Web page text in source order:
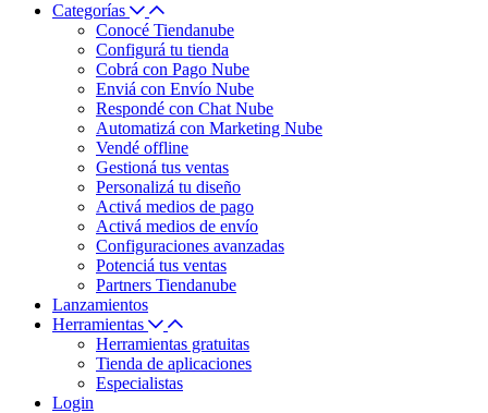
Categorías
Conocé Tiendanube
Configurá tu tienda
Cobrá con Pago Nube
Enviá con Envío Nube
Respondé con Chat Nube
Automatizá con Marketing Nube
Vendé offline
Gestioná tus ventas
Personalizá tu diseño
Activá medios de pago
Activá medios de envío
Configuraciones avanzadas
Potenciá tus ventas
Partners Tiendanube
Lanzamientos
Herramientas
Herramientas gratuitas
Tienda de aplicaciones
Especialistas
Login